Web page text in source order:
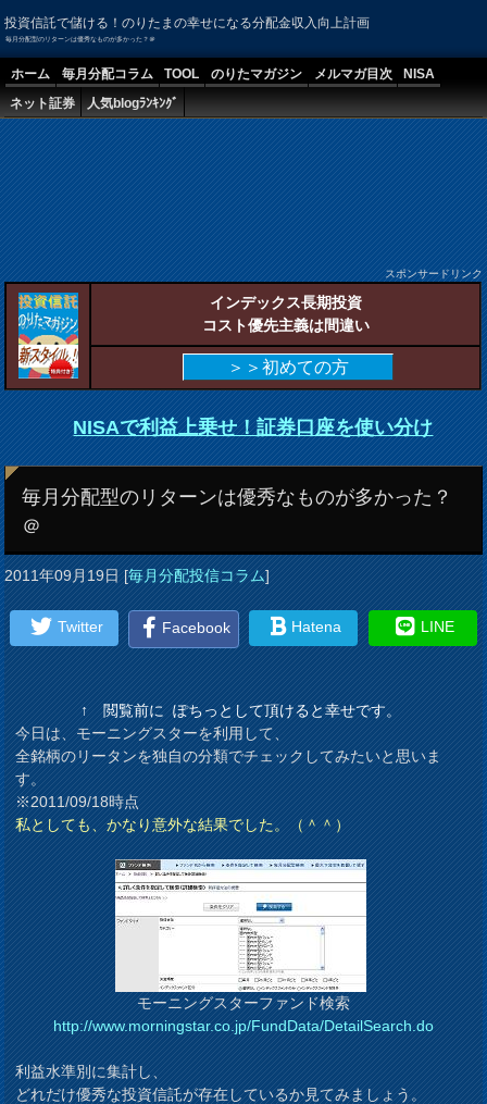
投資信託で儲ける！のりたまの幸せになる分配金収入向上計画
毎月分配型のリターンは優秀なものが多かった？＠
ホーム 毎月分配コラム TOOL のりたマガジン メルマガ目次
NISA
ネット証券
人気blogﾗﾝｷﾝｸﾞ
スポンサードリンク
インデックス長期投資
コスト優先主義は間違い
＞＞初めての方
NISAで利益上乗せ！証券口座を使い分け
毎月分配型のリターンは優秀なものが多かった？
＠
2011年09月19日[毎月分配投信コラム]
Twitter Facebook Hatena LINE
↑ 閲覧前に ぽちっとして頂けると幸せです。
今日は、モーニングスターを利用して、
全銘柄のリータンを独自の分類でチェックしてみたいと思いま
す。
※2011/09/18時点
私としても、かなり意外な結果でした。（＾＾）
モーニングスターファンド検索
http://www.morningstar.co.jp/FundData/DetailSearch.do
利益水準別に集計し、
どれだけ優秀な投資信託が存在しているか見てみましょう。